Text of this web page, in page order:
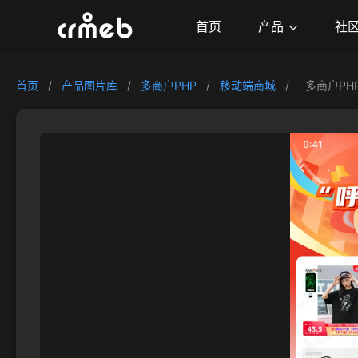
首页 产品 社
首页 / 产品图片库 / 多商户PHP / 移动端商城 / 多商户